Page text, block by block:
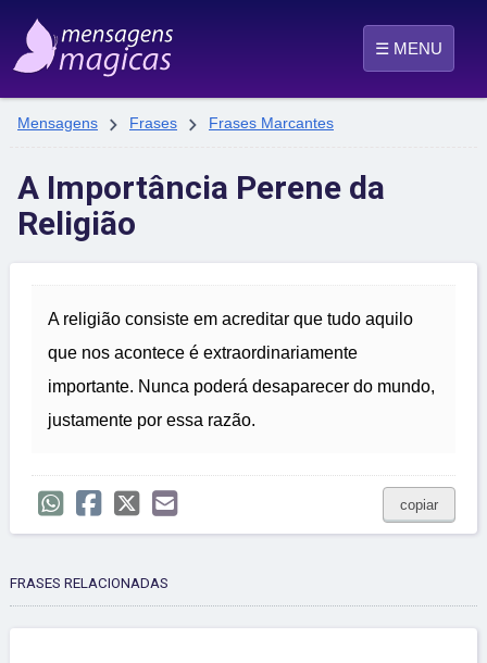
☰ MENU
Mensagens  Frases  Frases Marcantes
A Importância Perene da
Religião
A religião consiste em acreditar que tudo aquilo
que nos acontece é extraordinariamente
importante. Nunca poderá desaparecer do mundo,
justamente por essa razão.
copiar
FRASES RELACIONADAS